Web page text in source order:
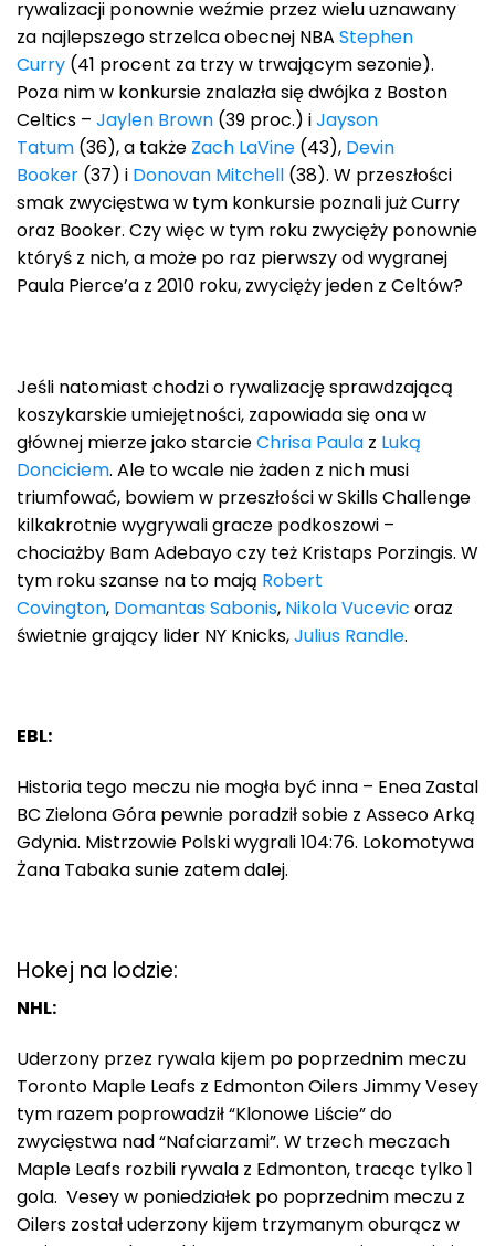
rywalizacji ponownie weźmie przez wielu uznawany
za najlepszego strzelca obecnej NBA Stephen
Curry (41 procent za trzy w trwającym sezonie).
Poza nim w konkursie znalazła się dwójka z Boston
Celtics – Jaylen Brown (39 proc.) iJayson
Tatum (36), a także Zach LaVine (43), Devin
Booker (37) i Donovan Mitchell (38). W przeszłości
smak zwycięstwa w tym konkursie poznali już Curry
oraz Booker. Czy więc w tym roku zwycięży ponownie
któryś z nich, a może po raz pierwszy od wygranej
Paula Pierce’a z 2010 roku, zwycięży jeden z Celtów?
Jeśli natomiast chodzi o rywalizację sprawdzającą
koszykarskie umiejętności, zapowiada się ona w
głównej mierze jako starcieChrisa Paula z Luką
Donciciem. Ale to wcale nie żaden z nich musi
triumfować, bowiem w przeszłości w Skills Challenge
kilkakrotnie wygrywali gracze podkoszowi –
chociażby Bam Adebayo czy też Kristaps Porzingis. W
tym roku szanse na to mają Robert
Covington, Domantas Sabonis, Nikola Vucevic oraz
świetnie grający lider NY Knicks,Julius Randle.
EBL:
Historia tego meczu nie mogła być inna – Enea Zastal
BC Zielona Góra pewnie poradził sobie z Asseco Arką
Gdynia. Mistrzowie Polski wygrali 104:76. Lokomotywa
Żana Tabaka sunie zatem dalej.
Hokej na lodzie:
NHL:
Uderzony przez rywala kijem po poprzednim meczu
Toronto Maple Leafs z Edmonton Oilers Jimmy Vesey
tym razem poprowadził “Klonowe Liście” do
zwycięstwa nad “Nafciarzami”. W trzech meczach
Maple Leafs rozbili rywala z Edmonton, tracąc tylko 1
gola. Vesey w poniedziałek po poprzednim meczu z
Oilers został uderzony kijem trzymanym oburącz w